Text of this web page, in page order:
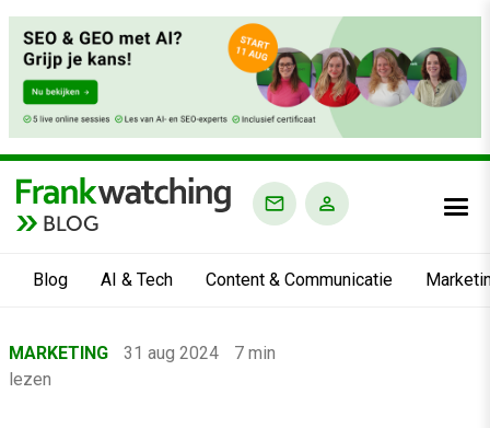
BLOG
Blog AI & Tech Content & Communicatie
›MARKETING 31 aug 2024
7 min
lezen